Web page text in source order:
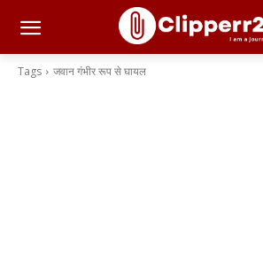
Tags जवान गंभीर रूप से घायल